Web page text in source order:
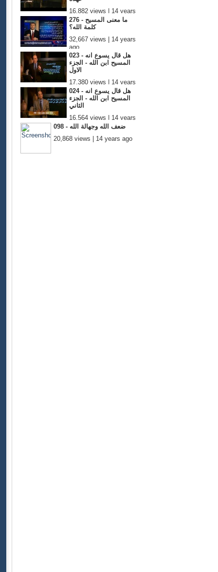
16,882 views | 14 years
ago
276 - ما معنى المسيح
كلمة الله؟
32,667 views | 14 years
ago
023 - هل قال يسوع انه
المسيح ابن الله - الجزء
الاول
17,380 views | 14 years
024 - هل قال يسوع انه
المسيح ابن الله - الجزء
الثاني
16,564 views | 14 years
ago
098 - ضعف الله وجهالة الله
20,868 views | 14 years ago